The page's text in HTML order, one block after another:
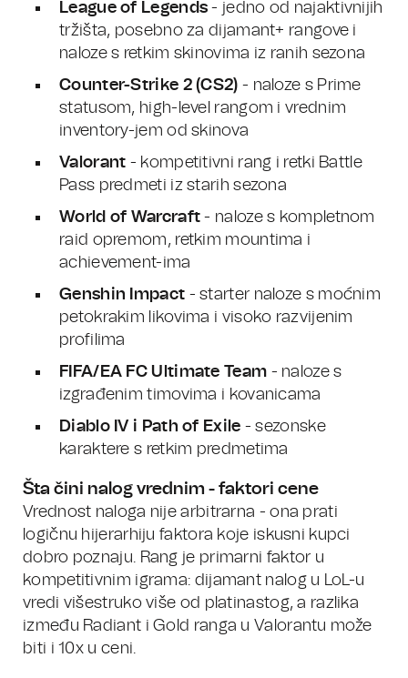
League of Legends - jedno od najaktivnijih
tržišta, posebno za dijamant+ rangove i
naloze s retkim skinovima iz ranih sezona
Counter-Strike 2 (CS2) - naloze s Prime
statusom, high-level rangom i vrednim
inventory-jem od skinova
Valorant - kompetitivni rang i retki Battle
Pass predmeti iz starih sezona
World of Warcraft - naloze s kompletnom
raid opremom, retkim mountima i
achievement-ima
Genshin Impact - starter naloze s moćnim
petokrakim likovima i visoko razvijenim
profilima
FIFA/EA FC Ultimate Team - naloze s
izgrađenim timovima i kovanicama
Diablo IV i Path of Exile - sezonske
karaktere s retkim predmetima
Šta čini nalog vrednim - faktori cene
Vrednost naloga nije arbitrarna - ona prati
logičnu hijerarhiju faktora koje iskusni kupci
dobro poznaju. Rang je primarni faktor u
kompetitivnim igrama: dijamant nalog u LoL-u
vredi višestruko više od platinastog, a razlika
između Radiant i Gold ranga u Valorantu može
biti i 10x u ceni.